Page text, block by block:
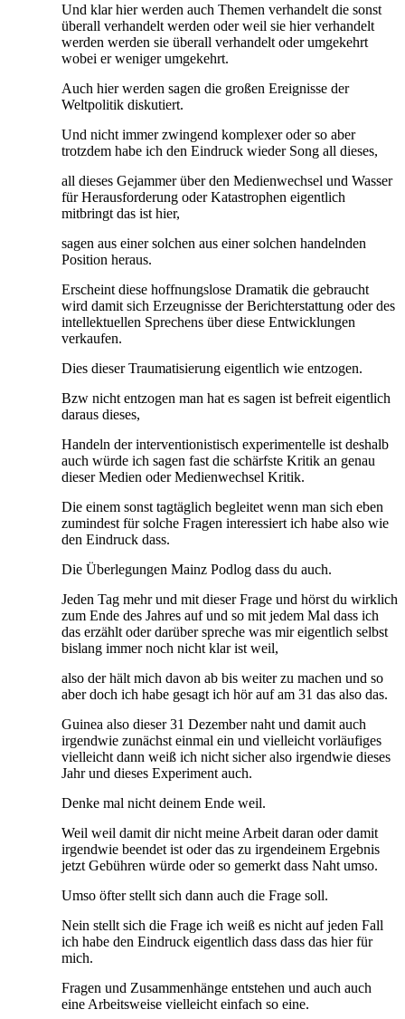
Und klar hier werden auch Themen verhandelt die sonst
überall verhandelt werden oder weil sie hier verhandelt
werden werden sie überall verhandelt oder umgekehrt
wobei er weniger umgekehrt.
Auch hier werden sagen die großen Ereignisse der
Weltpolitik diskutiert.
Und nicht immer zwingend komplexer oder so aber
trotzdem habe ich den Eindruck wieder Song all dieses,
all dieses Gejammer über den Medienwechsel und Wasser
für Herausforderung oder Katastrophen eigentlich
mitbringt das ist hier,
sagen aus einer solchen aus einer solchen handelnden
Position heraus.
Erscheint diese hoffnungslose Dramatik die gebraucht
wird damit sich Erzeugnisse der Berichterstattung oder des
intellektuellen Sprechens über diese Entwicklungen
verkaufen.
Dies dieser Traumatisierung eigentlich wie entzogen.
Bzw nicht entzogen man hat es sagen ist befreit eigentlich
daraus dieses,
Handeln der interventionistisch experimentelle ist deshalb
auch würde ich sagen fast die schärfste Kritik an genau
dieser Medien oder Medienwechsel Kritik.
Die einem sonst tagtäglich begleitet wenn man sich eben
zumindest für solche Fragen interessiert ich habe also wie
den Eindruck dass.
Die Überlegungen Mainz Podlog dass du auch.
Jeden Tag mehr und mit dieser Frage und hörst du wirklich
zum Ende des Jahres auf und so mit jedem Mal dass ich
das erzählt oder darüber spreche was mir eigentlich selbst
bislang immer noch nicht klar ist weil,
also der hält mich davon ab bis weiter zu machen und so
aber doch ich habe gesagt ich hör auf am 31 das also das.
Guinea also dieser 31 Dezember naht und damit auch
irgendwie zunächst einmal ein und vielleicht vorläufiges
vielleicht dann weiß ich nicht sicher also irgendwie dieses
Jahr und dieses Experiment auch.
Denke mal nicht deinem Ende weil.
Weil weil damit dir nicht meine Arbeit daran oder damit
irgendwie beendet ist oder das zu irgendeinem Ergebnis
jetzt Gebühren würde oder so gemerkt dass Naht umso.
Umso öfter stellt sich dann auch die Frage soll.
Nein stellt sich die Frage ich weiß es nicht auf jeden Fall
ich habe den Eindruck eigentlich dass dass das hier für
mich.
Fragen und Zusammenhänge entstehen und auch auch
eine Arbeitsweise vielleicht einfach so eine.